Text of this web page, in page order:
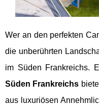
Wer an den perfekten
die unberührten
im Süden Frankreichs.
Süden Frankreichs
aus luxuriösen